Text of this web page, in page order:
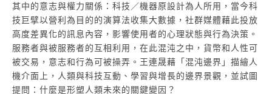
其中的意志與權力關係：科技／機器原設計為人所用，當今科
技巨擘以營利為目的的演算法收集大數據，社群媒體藉此投放
高度差異化的訊息內容，影響使用者的心理狀態與行為決策。
服務者與被服務者的互相利用，在此混沌之中，貨幣和人性可
被交易，意志和行為可被操弄。王連晟藉「混沌邊界」描繪人
機介面上，人類與科技互動、學習與增長的邊界景觀，並試圖
提問：什麼是形塑人類未來的關鍵變因？